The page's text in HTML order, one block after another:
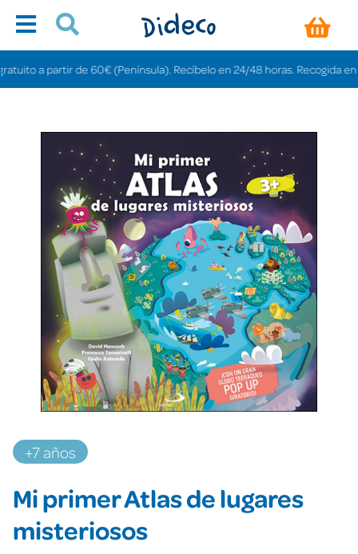
a partir de 60€ (Península). Recíbelo en 24/48 horas. Recogida en
+7 años
Mi primer Atlas de lugares
misteriosos